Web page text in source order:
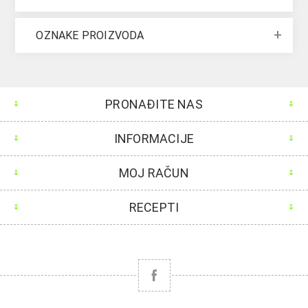
OZNAKE PROIZVODA
PRONAĐITE NAS
INFORMACIJE
MOJ RAČUN
RECEPTI